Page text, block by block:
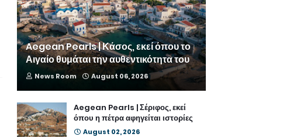
Aegean Pearls | Κάσος, εκεί όπου το
Αιγαίο θυμάται την αυθεντικότητα του
News Room August 06, 2026
Aegean Pearls | Σέριφος, εκεί
όπου η πέτρα αφηγείται ιστορίες
August 02, 2026